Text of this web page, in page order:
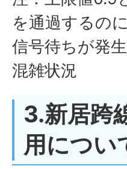
を通過するの
信号待ちが発
混雑状況
3.新居跨
用につい